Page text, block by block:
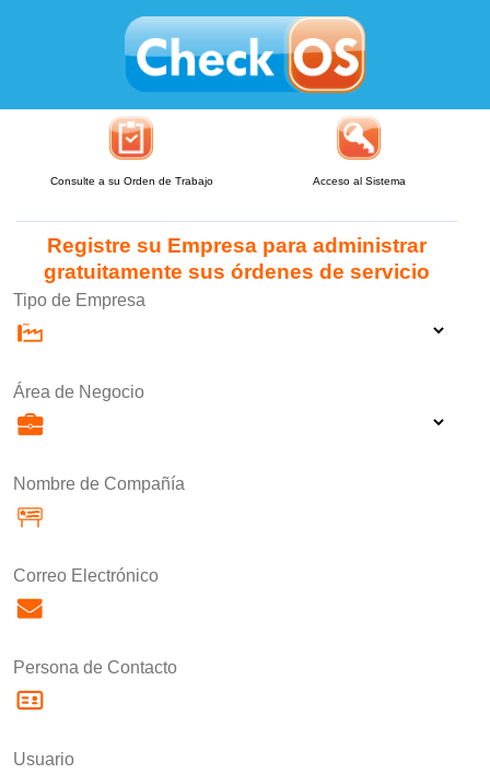
Consulte a su Orden de Trabajo Acceso al Sistema
Registre su Empresa para administrar
gratuitamente sus órdenes de servicio
Tipo de Empresa
Área de Negocio
Nombre de Compañía
Correo Electrónico
Persona de Contacto
Usuario